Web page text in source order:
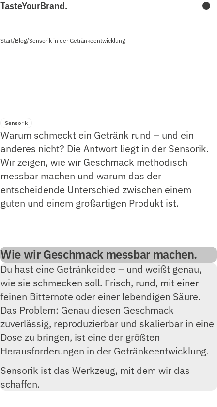
TasteYourBrand.
Start/Blog/Sensorik in der Getränkeentwicklung
Sensorik
Warum schmeckt ein Getränk rund – und ein
anderes nicht? Die Antwort liegt in der Sensorik.
Wir zeigen, wie wir Geschmack methodisch
messbar machen und warum das der
entscheidende Unterschied zwischen einem
guten und einem großartigen Produkt ist.
Wie wir Geschmack messbar machen.
Du hast eine Getränkeidee – und weißt genau,
wie sie schmecken soll. Frisch, rund, mit einer
feinen Bitternote oder einer lebendigen Säure.
Das Problem: Genau diesen Geschmack
zuverlässig, reproduzierbar und skalierbar in eine
Dose zu bringen, ist eine der größten
Herausforderungen in der Getränkeentwicklung.
Sensorik ist das Werkzeug, mit dem wir das
schaffen.